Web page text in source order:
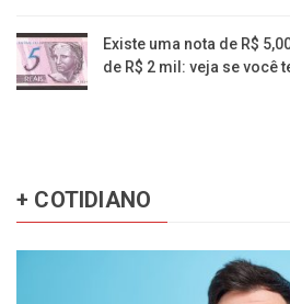
Existe uma nota de R$
de R$ 2 mil: veja se você
+ COTIDIANO